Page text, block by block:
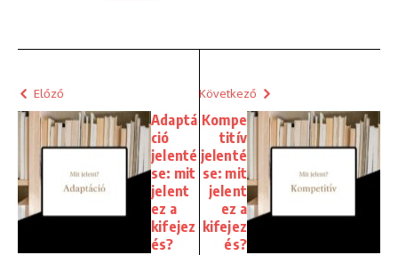
Előző
Adaptá
ció
jelenté
se: mit
jelent
ez a
kifejez
és?
Következő
Kompe
titív
jelenté
se: mit
jelent
ez a
kifejez
és?